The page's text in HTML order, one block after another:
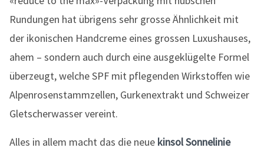
Rundungen hat übrigens sehr grosse Ähnlichkeit mit
der ikonischen Handcreme eines grossen Luxushauses,
ahem – sondern auch durch eine ausgeklügelte Formel
überzeugt, welche SPF mit pflegenden Wirkstoffen wie
Alpenrosenstammzellen, Gurkenextrakt und Schweizer
Gletscherwasser vereint.
Alles in allem macht das die neue kinsol Sonnelinie